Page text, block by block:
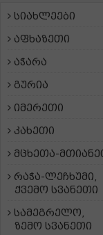
სიახლეები
აფხაზეთი
აჭარა
გურია
იმერეთი
კახეთი
მცხეთა-
რაჭა-ლეჩხუმი,
ქვემო სვანეთი
სამეგრელო,
ზემო სვანეთი